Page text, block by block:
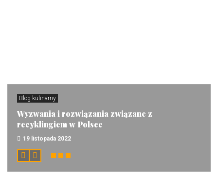
Blog kulinarny
Wyzwania i rozwiązania związane z
recyklingiem w Polsce
19 listopada 2022